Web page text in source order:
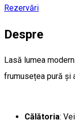
Rezervări
Despre
Lasă lumea
frumusețea pură și
Călătoria: